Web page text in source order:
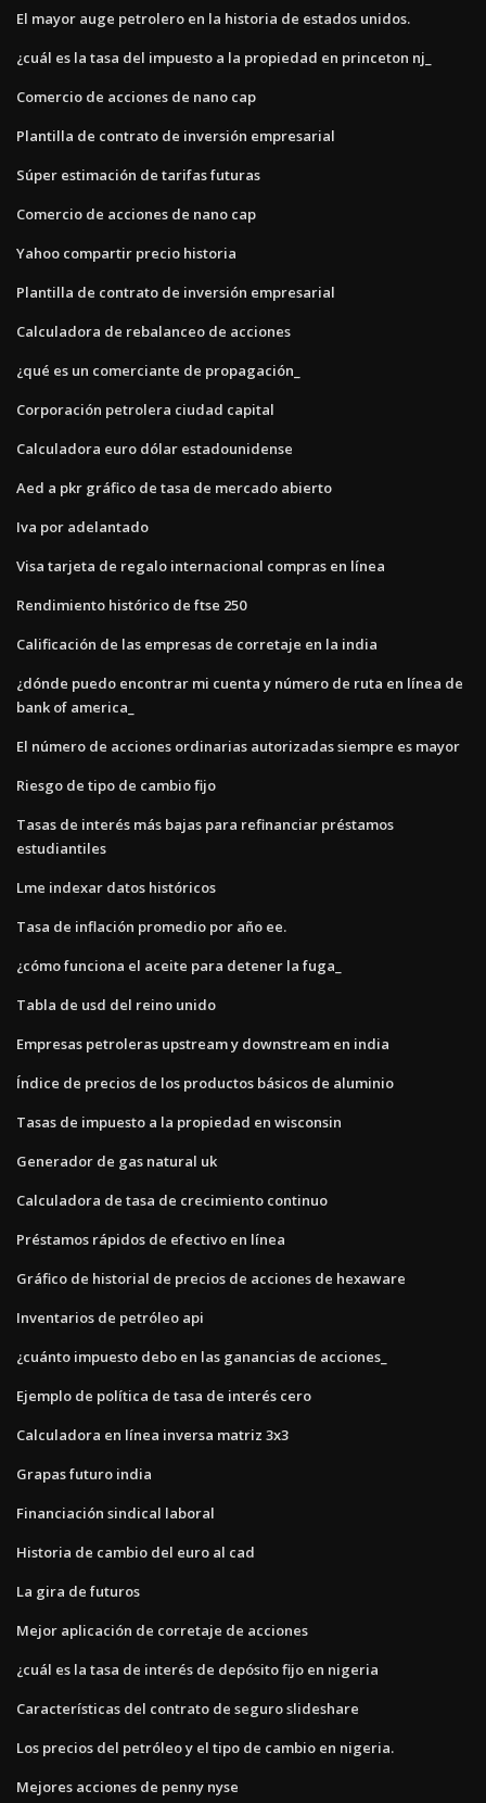
El mayor auge petrolero en la historia de estados unidos.
¿cuál es la tasa del impuesto a la propiedad en princeton nj_
Comercio de acciones de nano cap
Plantilla de contrato de inversión empresarial
Súper estimación de tarifas futuras
Comercio de acciones de nano cap
Yahoo compartir precio historia
Plantilla de contrato de inversión empresarial
Calculadora de rebalanceo de acciones
¿qué es un comerciante de propagación_
Corporación petrolera ciudad capital
Calculadora euro dólar estadounidense
Aed a pkr gráfico de tasa de mercado abierto
Iva por adelantado
Visa tarjeta de regalo internacional compras en línea
Rendimiento histórico de ftse 250
Calificación de las empresas de corretaje en la india
¿dónde puedo encontrar mi cuenta y número de ruta en línea de
bank of america_
El número de acciones ordinarias autorizadas siempre es mayor
Riesgo de tipo de cambio fijo
Tasas de interés más bajas para refinanciar préstamos
estudiantiles
Lme indexar datos históricos
Tasa de inflación promedio por año ee.
¿cómo funciona el aceite para detener la fuga_
Tabla de usd del reino unido
Empresas petroleras upstream y downstream en india
Índice de precios de los productos básicos de aluminio
Tasas de impuesto a la propiedad en wisconsin
Generador de gas natural uk
Calculadora de tasa de crecimiento continuo
Préstamos rápidos de efectivo en línea
Gráfico de historial de precios de acciones de hexaware
Inventarios de petróleo api
¿cuánto impuesto debo en las ganancias de acciones_
Ejemplo de política de tasa de interés cero
Calculadora en línea inversa matriz 3x3
Grapas futuro india
Financiación sindical laboral
Historia de cambio del euro al cad
La gira de futuros
Mejor aplicación de corretaje de acciones
¿cuál es la tasa de interés de depósito fijo en nigeria
Características del contrato de seguro slideshare
Los precios del petróleo y el tipo de cambio en nigeria.
Mejores acciones de penny nyse